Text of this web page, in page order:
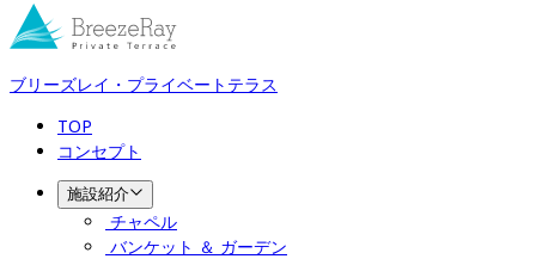
ブリーズレイ・プライベートテラス
TOP
コンセプト
施設紹介
チャペル
バンケット ＆ ガーデン